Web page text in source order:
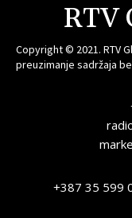
RTV
Copyright © 2021. RTV
preuzimanje sadržaja
+387 35 599